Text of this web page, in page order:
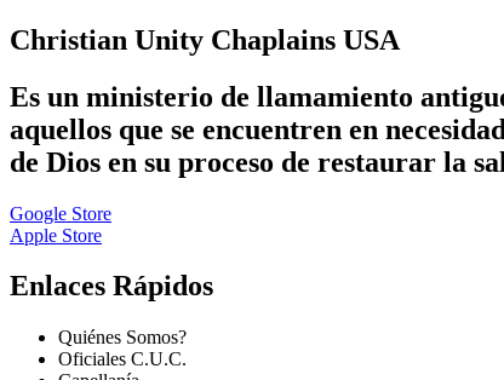
Christian Unity Chaplains USA
Es un ministerio de llamamiento
aquellos que se encuentren en
de Dios en su proceso de restaurar la
Google Store
Apple Store
Enlaces Rápidos
Quiénes Somos?
Oficiales C.U.C.